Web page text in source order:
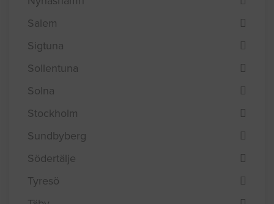
Salem
Sigtuna
Sollentuna
Solna
Stockholm
Sundbyberg
Södertälje
Tyresö